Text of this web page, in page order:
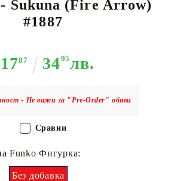
Sukuna (Fire Arrow)
#1887
87 3495лв.
- Не важи за "Pre-Order" обяви
Funko Фигурка:
Без добавка
Сравни